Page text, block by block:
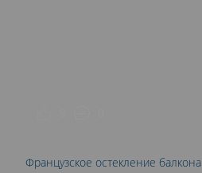
Французское остекление балкона